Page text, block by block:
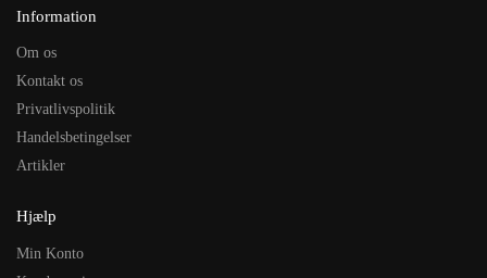
Information
Om os
Kontakt os
Privatlivspolitik
Handelsbetingelser
Artikler
Hjælp
Min Konto